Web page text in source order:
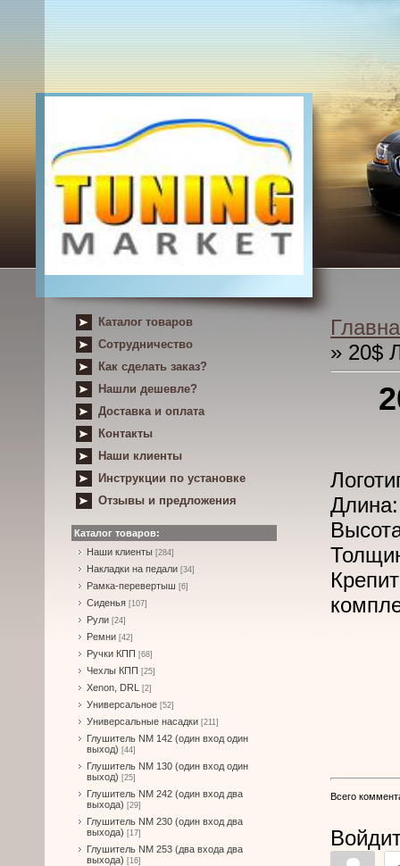
Каталог товаров
Сотрудничество
Как сделать заказ?
Нашли дешевле?
Доставка и оплата
Контакты
Наши клиенты
Инструкции по установке
Отзывы и предложения
Каталог товаров:
Наши клиенты [284]
Накладки на педали [34]
Рамка-перевертыш [6]
Сиденья [107]
Рули [24]
Ремни [42]
Ручки КПП [68]
Чехлы КПП [25]
Xenon, DRL [2]
Универсальное [52]
Универсальные насадки [211]
Глушитель NM 142 (один вход один
выход) [44]
Глушитель NM 130 (один вход один
выход) [25]
Глушитель NM 242 (один вход два
выхода) [29]
Глушитель NM 230 (один вход два
выхода) [17]
Глушитель NM 253 (два входа два
выхода) [16]
» 20$
Всего